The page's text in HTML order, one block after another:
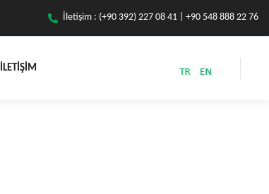
İletişim : (+90 392) 227 08 41 | +90 548 888 22 76
İLETİŞİM